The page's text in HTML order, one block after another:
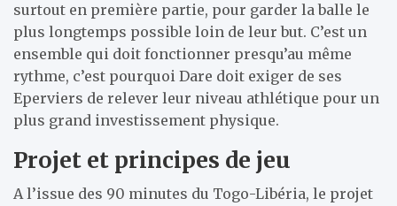
surtout en première partie, pour garder la balle le
plus longtemps possible loin de leur but. C’est un
ensemble qui doit fonctionner presqu’au même
rythme, c’est pourquoi Dare doit exiger de ses
Eperviers de relever leur niveau athlétique pour un
plus grand investissement physique.
Projet et principes de jeu
A l’issue des 90 minutes du Togo-Libéria, le projet